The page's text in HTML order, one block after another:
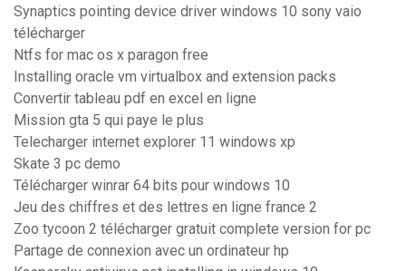
Synaptics pointing device driver windows 10 sony vaio
télécharger
Ntfs for mac os x paragon free
Installing oracle vm virtualbox and extension packs
Convertir tableau pdf en excel en ligne
Mission gta 5 qui paye le plus
Telecharger internet explorer 11 windows xp
Skate 3 pc demo
Télécharger winrar 64 bits pour windows 10
Jeu des chiffres et des lettres en ligne france 2
Zoo tycoon 2 télécharger gratuit complete version for pc
Partage de connexion avec un ordinateur hp